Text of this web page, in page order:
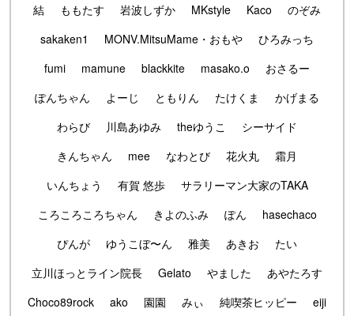
結
ももたす 岩波しずか MKstyle Kaco
のぞみ
sakaken1
MONV.MitsuMame・おもや
ひろみっち
fumi
mamune blackkite masako.o
おさるー
ぽんちゃん
よーじ ともりん たけくま
かげまる
わらび
川島あゆみ theゆうこ
シーサイド
きんちゃん
mee なわとび 花火丸
霜月
いんちょう
有賀 悠歩
サラリーマン大家のTAKA
ころころころちゃん
きよのふみ ぽん
hasechaco
ぴんが
ゆうこぼ〜ん 雅美 あきお
たい
立川ほっとライン院長
Gelato やました
あやたろす
Choco89rock
ako 園園 みぃ 純喫茶ヒッピー
eiji